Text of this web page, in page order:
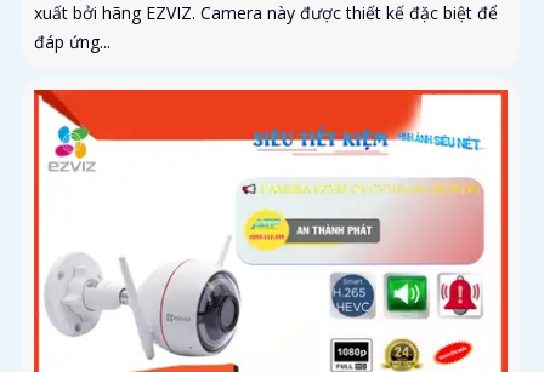
xuất bởi hãng EZVIZ. Camera này được thiết kế đặc biệt để
đáp ứng...